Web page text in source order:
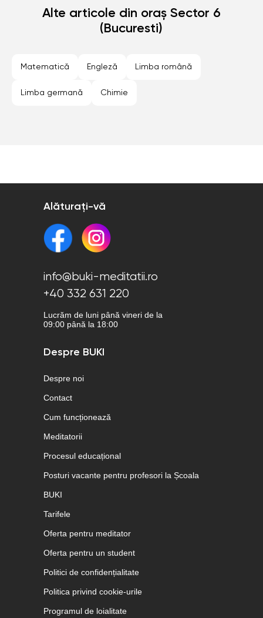
Sector 4 (Bucuresti) Sector 5 (Bucuresti)
Alte articole din oraș Sector 6
(Bucuresti)
Matematică Engleză Limba română
Limba germană Chimie
Alăturați-vă
info@buki-meditatii.ro
+40 332 631 220
Lucrăm de luni până vineri de la
09:00 până la 18:00
Despre BUKI
Despre noi
Contact
Cum funcționează
Meditatorii
Procesul educațional
Posturi vacante pentru profesori la Școala
BUKI
Tarifele
Oferta pentru meditator
Oferta pentru un student
Politici de confidențialitate
Politica privind cookie-urile
Programul de loialitate